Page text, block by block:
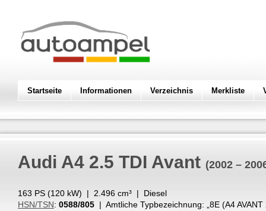
Startseite Informationen Verzeichnis Merkliste
Audi A4 2.5 TDI Avant (2002 –
163 PS (120 kW) | 2.496 cm³ | Diesel
HSN/TSN: 0588/805 | Amtliche Typbezeichnung: „ 8E (A4